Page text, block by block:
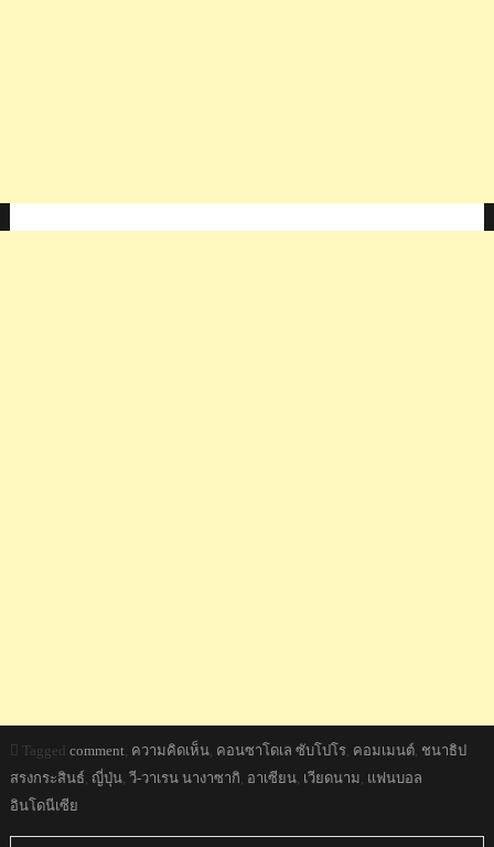
Tagged comment, ความคิดเห็น, คอนซาโดเล ซับโปโร, คอมเมนต์, ชนาธิป
สรงกระสินธ์, ญี่ปุ่น, วี-วาเรน นางาซากิ, อาเซียน, เวียดนาม, แฟนบอล
อินโดนีเซีย